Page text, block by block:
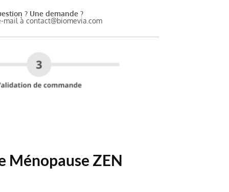
? Une demande ?
mail à contact@biomevia.com
Ménopause ZEN